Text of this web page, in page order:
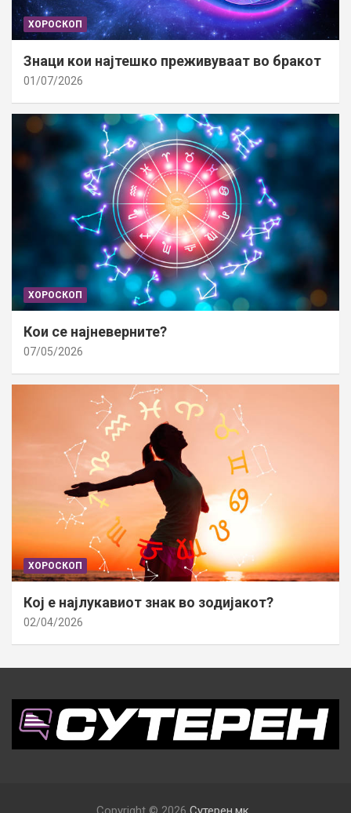
ХОРОСКОП
Знаци кои најтешко преживуваат во бракот
01/07/2026
ХОРОСКОП
Кои се најневерните?
07/05/2026
ХОРОСКОП
Кој е најлукавиот знак во зодијакот?
02/04/2026